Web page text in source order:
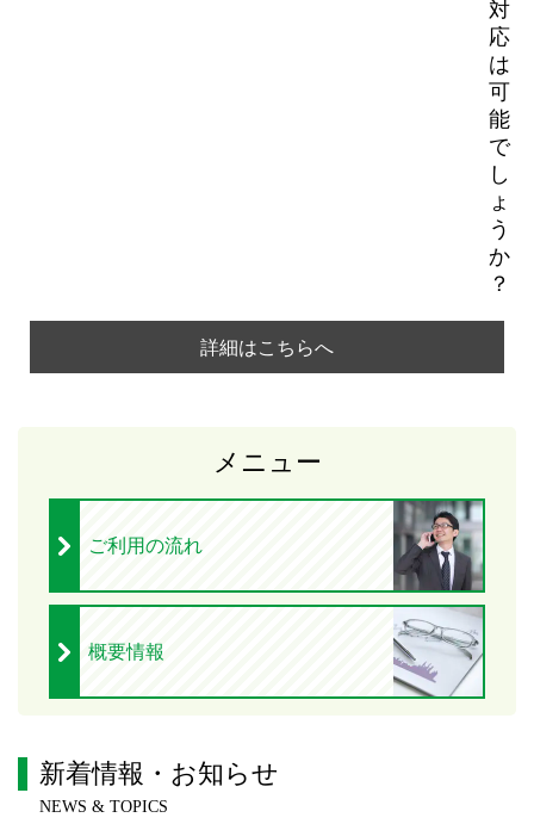
対
応
は
可
能
で
し
ょ
う
か
？
詳細はこちらへ
メニュー
ご利用の流れ
概要情報
新着情報・お知らせ
NEWS & TOPICS